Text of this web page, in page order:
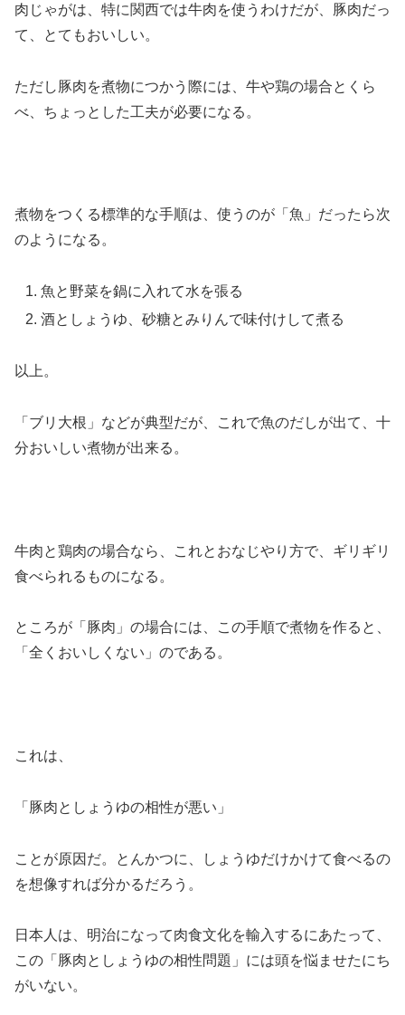
肉じゃがは、特に関西では牛肉を使うわけだが、豚肉だっ
て、とてもおいしい。
ただし豚肉を煮物につかう際には、牛や鶏の場合とくら
べ、ちょっとした工夫が必要になる。
煮物をつくる標準的な手順は、使うのが「魚」だったら次
のようになる。
魚と野菜を鍋に入れて水を張る
酒としょうゆ、砂糖とみりんで味付けして煮る
以上。
「ブリ大根」などが典型だが、これで魚のだしが出て、十
分おいしい煮物が出来る。
牛肉と鶏肉の場合なら、これとおなじやり方で、ギリギリ
食べられるものになる。
ところが「豚肉」の場合には、この手順で煮物を作ると、
「全くおいしくない」のである。
これは、
「豚肉としょうゆの相性が悪い」
ことが原因だ。とんかつに、しょうゆだけかけて食べるの
を想像すれば分かるだろう。
日本人は、明治になって肉食文化を輸入するにあたって、
この「豚肉としょうゆの相性問題」には頭を悩ませたにち
がいない。